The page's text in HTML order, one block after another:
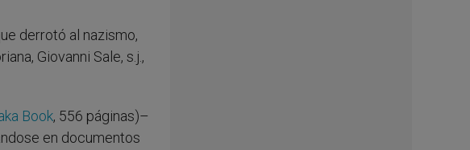
derrotó al nazismo,
Giovanni Sale, s.j.,
Book, 556 páginas)–
en documentos